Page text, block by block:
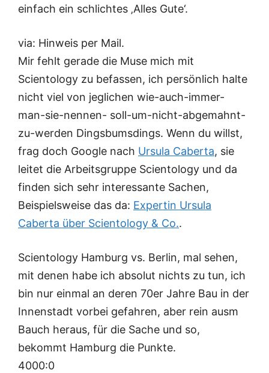
einfach ein schlichtes ‚Alles Gute‘.
via: Hinweis per Mail.
Mir fehlt gerade die Muse mich mit
Scientology zu befassen, ich persönlich halte
nicht viel von jeglichen wie-auch-immer-
man-sie-nennen- soll-um-nicht-abgemahnt-
zu-werden Dingsbumsdings. Wenn du willst,
frag doch Google nach Ursula Caberta, sie
leitet die Arbeitsgruppe Scientology und da
finden sich sehr interessante Sachen,
Beispielsweise das da: Expertin Ursula
Caberta über Scientology & Co..
Scientology Hamburg vs. Berlin, mal sehen,
mit denen habe ich absolut nichts zu tun, ich
bin nur einmal an deren 70er Jahre Bau in der
Innenstadt vorbei gefahren, aber rein ausm
Bauch heraus, für die Sache und so,
bekommt Hamburg die Punkte.
4000:0